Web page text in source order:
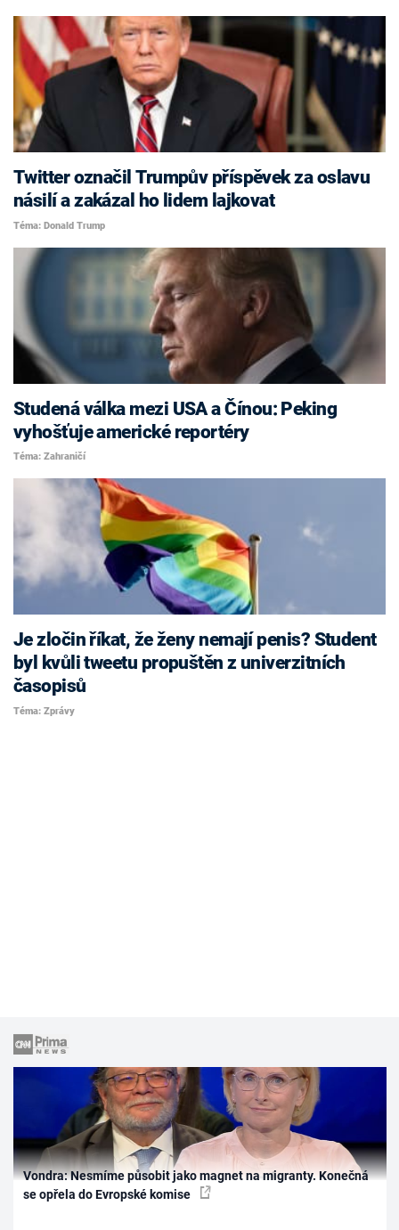
Twitter označil Trumpův příspěvek za oslavu
násilí a zakázal ho lidem lajkovat
Téma: Donald Trump
Studená válka mezi USA a Čínou: Peking
vyhošťuje americké reportéry
Téma: Zahraničí
Je zločin říkat, že ženy nemají penis? Student
byl kvůli tweetu propuštěn z univerzitních
časopisů
Téma: Zprávy
Vondra: Nesmíme působit jako magnet na migranty. Konečná
se opřela do Evropské komise